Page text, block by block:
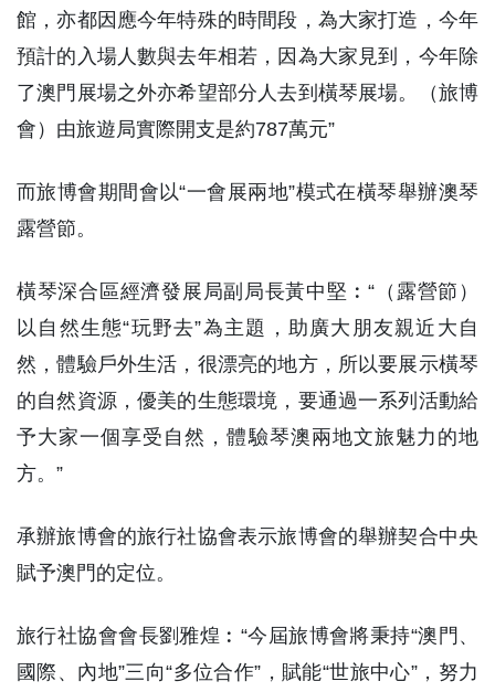
館，亦都因應今年特殊的時間段，為大家打造，今年
預計的入場人數與去年相若，因為大家見到，今年除
了澳門展場之外亦希望部分人去到橫琴展場。（旅博
會）由旅遊局實際開支是約787萬元”
而旅博會期間會以“一會展兩地”模式在橫琴舉辦澳琴
露營節。
橫琴深合區經濟發展局副局長黃中堅︰“（露營節）
以自然生態“玩野去”為主題，助廣大朋友親近大自
然，體驗戶外生活，很漂亮的地方，所以要展示橫琴
的自然資源，優美的生態環境，要通過一系列活動給
予大家一個享受自然，體驗琴澳兩地文旅魅力的地
方。”
承辦旅博會的旅行社協會表示旅博會的舉辦契合中央
賦予澳門的定位。
旅行社協會會長劉雅煌︰“今屆旅博會將秉持“澳門、
國際、內地”三向“多位合作”，賦能“世旅中心”，努力